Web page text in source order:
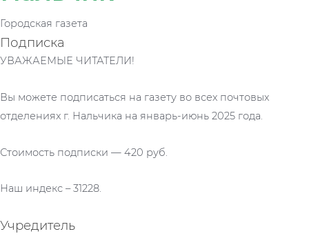
Городская газета
Подписка
УВАЖАЕМЫЕ ЧИТАТЕЛИ!
Вы можете подписаться на газету во всех почтовых
отделениях г. Нальчика на январь-июнь 2025 года.
Стоимость подписки — 420 руб.
Наш индекс – 31228.
Учредитель